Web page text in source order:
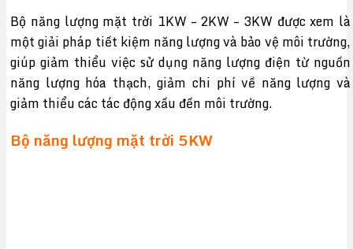
Bộ năng lượng mặt trời 1KW – 2KW – 3KW được xem là
một giải pháp tiết kiệm năng lượng và bảo vệ môi trường,
giúp giảm thiểu việc sử dụng năng lượng điện từ nguồn
năng lượng hóa thạch, giảm chi phí về năng lượng và
giảm thiểu các tác động xấu đến môi trường.
Bộ năng lượng mặt trời 5KW